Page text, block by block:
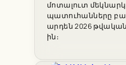
մոտալուտ
պատուհանները
արդեն 2026
ին։